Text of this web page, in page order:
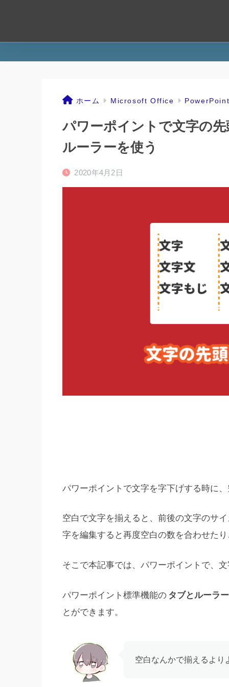
ホーム Microsoft Office
パワーポイントで文字の
ルーラーを使う
2020年4月2日
パワーポイントで文字を字下げする時に
空白で文字を揃えると、前後の文字のサ
字を編集すると再度空白の数を合わせた
そこで本記事では、パワーポイントで、
パワーポイント標準機能の タブとルーラー
とができます。
空白なんかで揃えるより